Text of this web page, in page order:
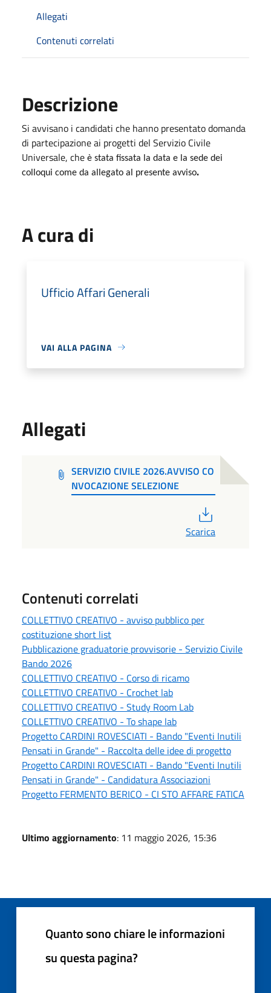
Allegati
Contenuti correlati
Descrizione
Si avvisano i candidati che hanno presentato domanda
di partecipazione ai progetti del Servizio Civile
Universale, che è stata fissata la data e la sede dei
colloqui come da allegato al presente avviso.
A cura di
Ufficio Affari Generali
VAI ALLA PAGINA
Allegati
SERVIZIO CIVILE 2026.AVVISO CO
NVOCAZIONE SELEZIONE
Scarica
Contenuti correlati
COLLETTIVO CREATIVO - avviso pubblico per
costituzione short list
Pubblicazione graduatorie provvisorie - Servizio Civile
Bando 2026
COLLETTIVO CREATIVO - Corso di ricamo
COLLETTIVO CREATIVO - Crochet lab
COLLETTIVO CREATIVO - Study Room Lab
COLLETTIVO CREATIVO - To shape lab
Progetto CARDINI ROVESCIATI - Bando "Eventi Inutili
Pensati in Grande" - Raccolta delle idee di progetto
Progetto CARDINI ROVESCIATI - Bando "Eventi Inutili
Pensati in Grande" - Candidatura Associazioni
Progetto FERMENTO BERICO - CI STO AFFARE FATICA
Ultimo aggiornamento: 11 maggio 2026, 15:36
Quanto sono chiare le informazioni
su questa pagina?